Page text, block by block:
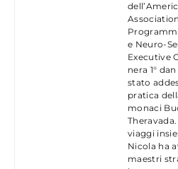
e Neuro-
Executive
nera 1°
stato
pratica
monaci
viaggi
Nicola ha
maestri